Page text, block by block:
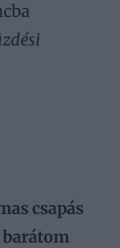
csapás